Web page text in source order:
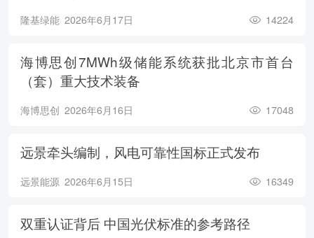
隆基绿能 2026年6月17日 14224
海博思创7MWh级储能系统获批北京市首台
（套）重大技术装备
海博思创 2026年6月16日 17048
远景牵头编制，风电可靠性国标正式发布
远景能源 2026年6月15日 16349
双重认证背后 中国光伏标准的参考路径